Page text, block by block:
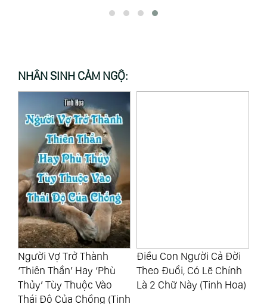
NHÂN SINH CẢM NGỘ:
Người Vợ Trở Thành
‘Thiên Thần’ Hay ‘Phù
Thủy’ Tùy Thuộc Vào
Thái Độ Của Chồng (Tinh
Điều Con Người Cả Đời
Theo Đuổi, Có Lẽ Chính
Là 2 Chữ Này (Tinh Hoa)